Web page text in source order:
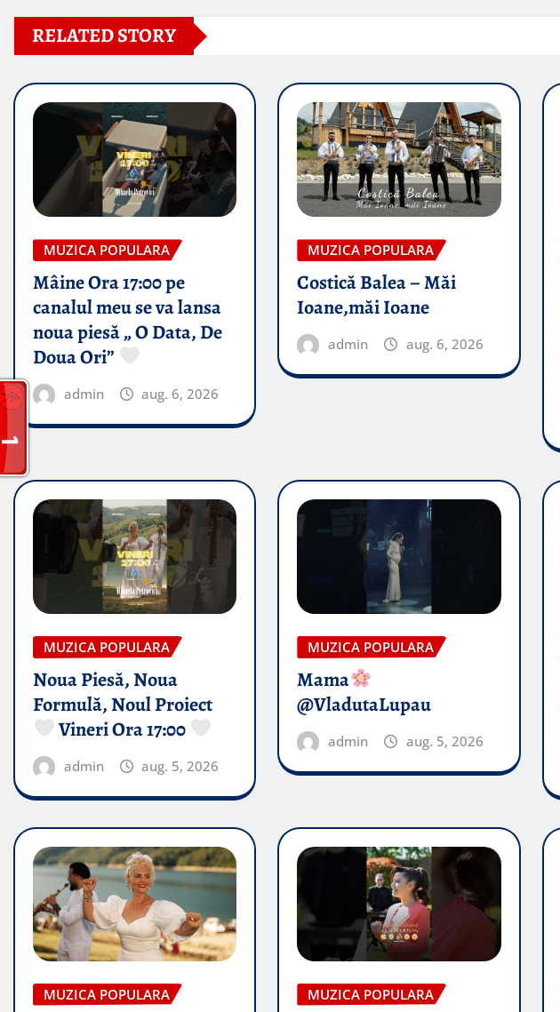
RELATED STORY
MUZICA POPULARA
Mâine Ora 17:00 pe
canalul meu se va lansa
noua piesă „ O Data, De
Doua Ori”
admin aug. 6, 2026
MUZICA POPULARA
Costică Balea – Măi
Ioane,măi Ioane
admin aug. 6, 2026
MUZICA POPULARA
Noua Piesă, Noua
Formulă, Noul Proiect
Vineri Ora 17:00
admin aug. 5, 2026
MUZICA POPULARA
Mama
@VladutaLupau
admin aug. 5, 2026
MUZICA POPULARA MUZICA POPULARA